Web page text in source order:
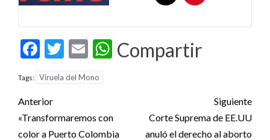
Facebook
Twitter
EmailWhatsApp
Compartir
Tags: Viruela del Mono
Post
navigation
Anterior
«Transformaremos con
color a Puerto Colombia
Siguiente
Corte Suprema de EE.UU
anuló el derecho al aborto